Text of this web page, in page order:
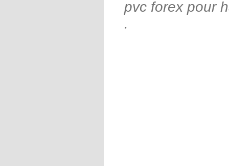
pvc forex pour
.